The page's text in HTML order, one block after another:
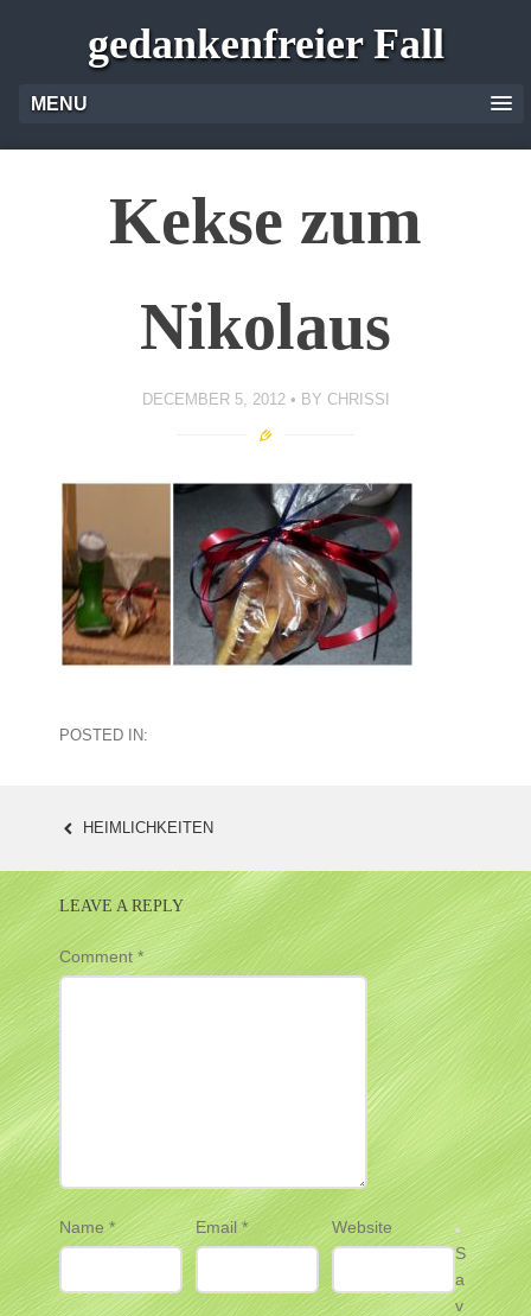
gedankenfreier Fall
MENU
Kekse zum
Nikolaus
DECEMBER 5, 2012 BY CHRISSI
POSTED IN:
POST
NAVIGATION
HEIMLICHKEITEN
LEAVE A REPLY
Comment*
Name * Email*
Website
S
a
v